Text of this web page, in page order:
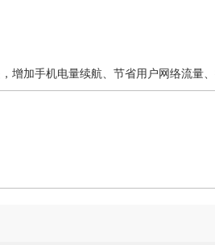
增加手机电量续航、节省用户网络流量